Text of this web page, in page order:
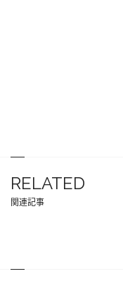
RELATED
関連記事